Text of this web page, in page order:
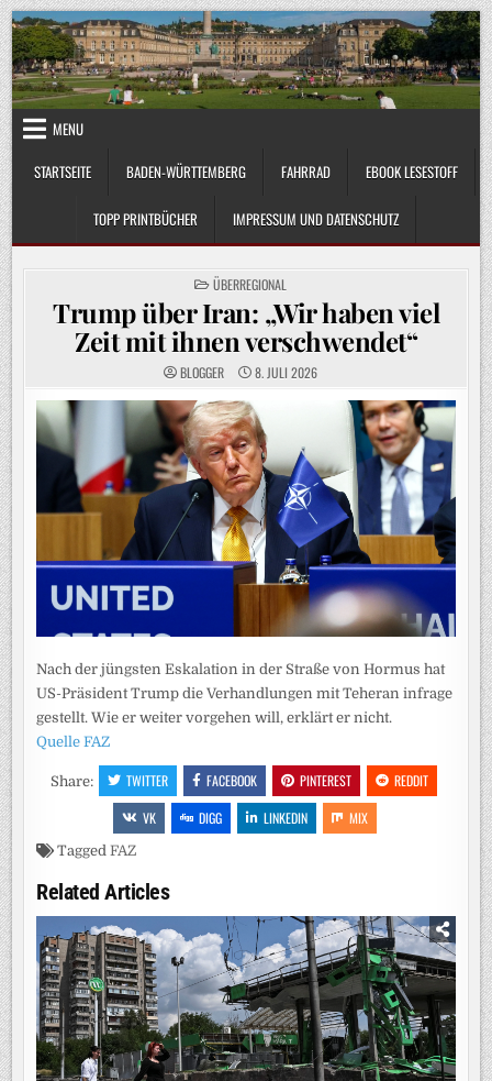
Skip
to
content
MENU
STARTSEITE
BADEN-WÜRTTEMBERG FAHRRAD EBOOK LESESTOFF
TOPP PRINTBÜCHER IMPRESSUM UND DATENSCHUTZ
POSTED
IN
ÜBERREGIONAL
Trump über Iran: „Wir haben viel
Zeit mit ihnen verschwendet“
BLOGGER 8. JULI 2026
Nach der jüngsten Eskalation in der Straße von Hormus hat
US-Präsident Trump die Verhandlungen mit Teheran infrage
gestellt. Wie er weiter vorgehen will, erklärt er nicht.
Quelle FAZ
Share: TWITTER FACEBOOK PINTEREST
REDDIT
VK
DIGG LINKEDIN MIX
TaggedFAZ
Related Articles